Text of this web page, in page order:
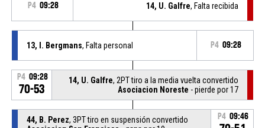
P4 09:28 14, U. Galfre, Falta recibida
13, I. Bergmans, Falta personal P4 09:28
P4 09:28
70-53
14, U. Galfre, 2PT tiro a la media vuelta convertido
Asociacion Noreste - pierde por 17
44, B. Perez, 3PT tiro en suspensión convertido
P4 09:46